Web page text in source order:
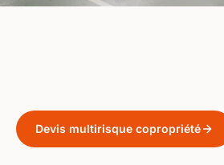
Devis multirisque copropriété